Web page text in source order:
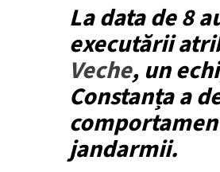
La data de 8
executării
Veche, un
Constanța a
jandarmii.